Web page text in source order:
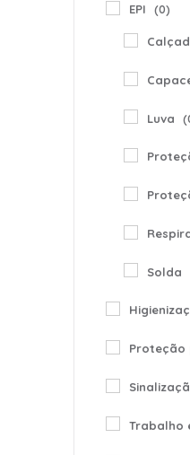
EPI (0)
Luva
Solda
Proteção
Trabalho